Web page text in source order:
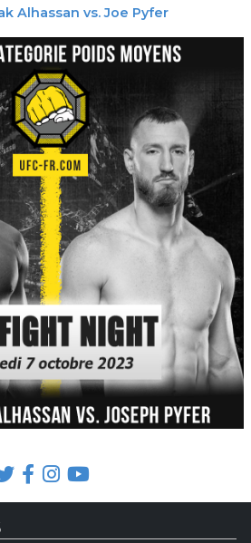
Alhassan vs. Joe Pyfer